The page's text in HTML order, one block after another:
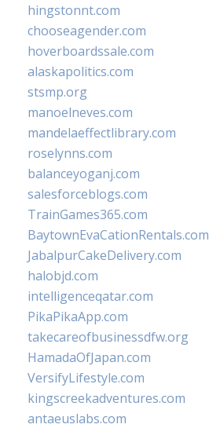
hingstonnt.com
chooseagender.com
hoverboardssale.com
alaskapolitics.com
stsmp.org
manoelneves.com
mandelaeffectlibrary.com
roselynns.com
balanceyoganj.com
salesforceblogs.com
TrainGames365.com
BaytownEvaCationRentals.com
JabalpurCakeDelivery.com
halobjd.com
intelligenceqatar.com
PikaPikaApp.com
takecareofbusinessdfw.org
HamadaOfJapan.com
VersifyLifestyle.com
kingscreekadventures.com
antaeuslabs.com